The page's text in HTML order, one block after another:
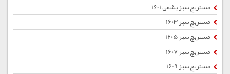
مستربچ سبز یشمی 1601
مستربچ سبز 1603
مستربچ سبز 1605
مستربچ سبز 1607
مستربچ سبز 1609